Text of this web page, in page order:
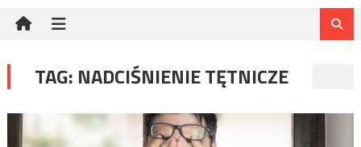
TAG: NADCIŚNIENIE TĘTNICZE